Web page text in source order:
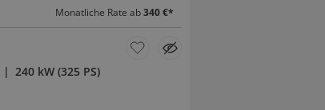
Monatliche Rate ab340 €*
240 kW (325 PS)